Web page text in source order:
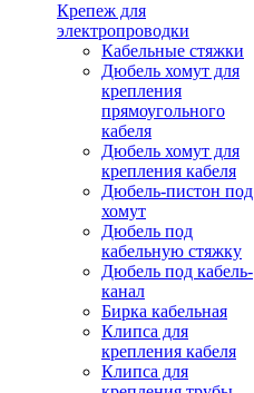
Крепеж для
электропроводки
Кабельные стяжки
Дюбель хомут для
крепления
прямоугольного
кабеля
Дюбель хомут для
крепления кабеля
Дюбель-пистон под
хомут
Дюбель под
кабельную стяжку
Дюбель под кабель-
канал
Бирка кабельная
Клипса для
крепления кабеля
Клипса для